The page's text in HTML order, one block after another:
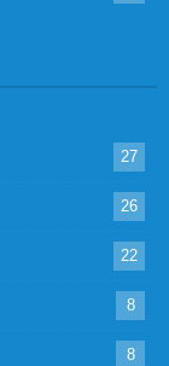
27
26
22
8
8